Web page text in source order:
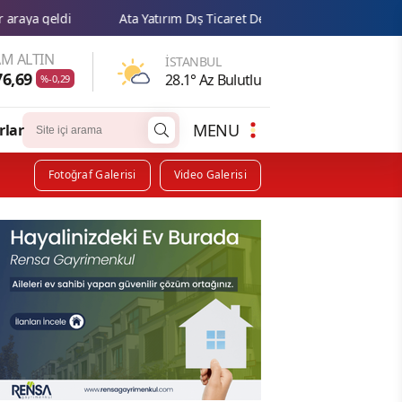
Ata Yatırım Dış Ticaret Dengesi Analiz Raporunu Yayımladı
ALTIN
%-0,29
İSTANBUL
28.1° Az Bulutlu
MENU
Fotoğraf Galerisi Video Galerisi